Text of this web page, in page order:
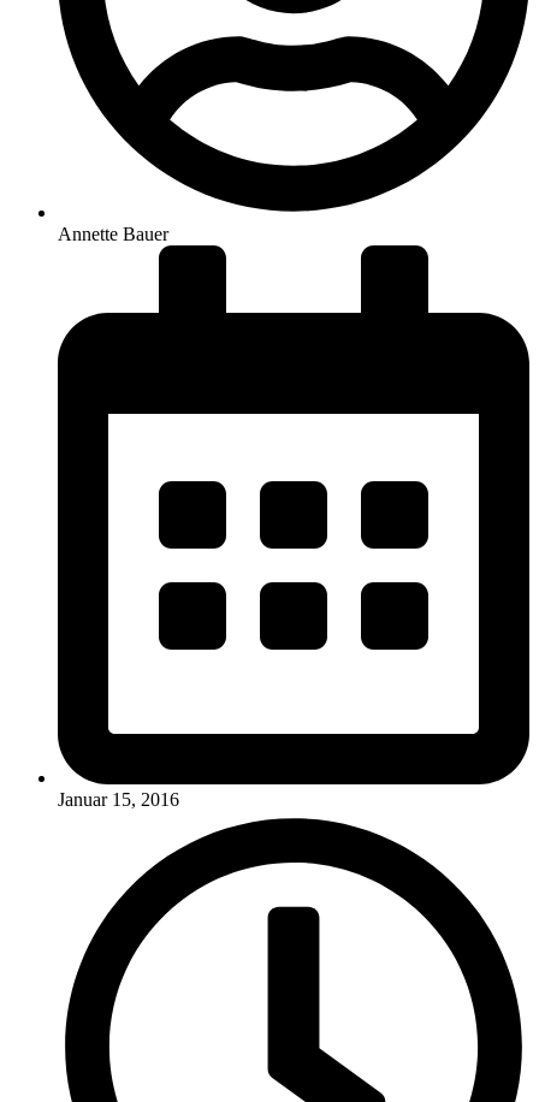
Annette Bauer
Januar 15, 2016